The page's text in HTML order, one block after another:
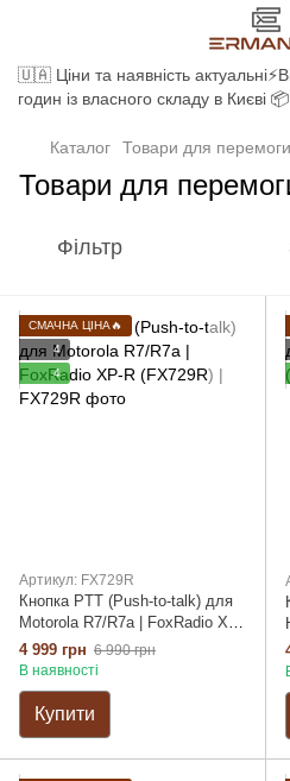
🇺🇦 Ціни та наявність
годин із власного складу в Києві 📦
Каталог Товари для перемоги
Товари для
Фільтр
СМАЧНА ЦІНА🔥
4
4
Артикул: FX729R
Кнопка PTT (Push-to-talk) для
Motorola R7/R7a | FoxRadio XP-
R (FX729R)
4 999 грн 6 990 грн
В наявності
Купити